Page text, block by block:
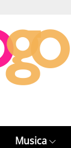
Musica